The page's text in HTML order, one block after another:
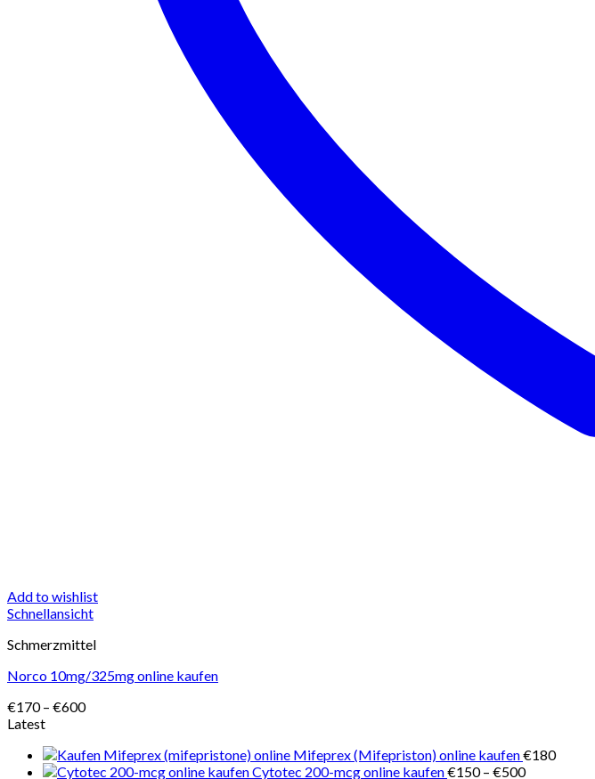
Add to wishlist
Schnellansicht
Schmerzmittel
Norco 10mg/325mg online kaufen
€170 – €600Preisspanne:
€600
Latest
Mifeprex (Mifepriston) online kaufen€180
Cytotec 200-mcg online kaufen€150 – €500Preisspanne: